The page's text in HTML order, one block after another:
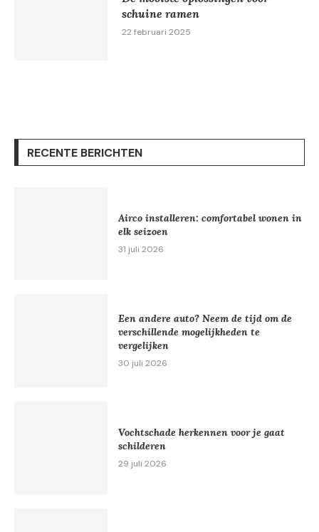
schuine ramen
22 februari 2025
RECENTE BERICHTEN
Airco installeren: comfortabel wonen in
elk seizoen
31 juli 2026
Een andere auto? Neem de tijd om de
verschillende mogelijkheden te
vergelijken
30 juli 2026
Vochtschade herkennen voor je gaat
schilderen
29 juli 2026